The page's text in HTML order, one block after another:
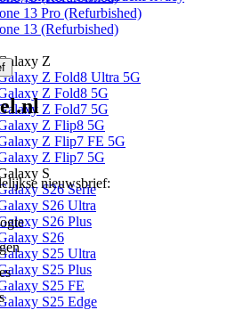
13 Pro (Refurbished)
13 (Refurbished)
Z
Z Fold8 Ultra 5G
Z Fold8 5G
Z Fold7 5G
Z Flip8 5G
Z Flip7 FE 5G
Z Flip7 5G
S
S26 Serie
S26 Ultra
S26 Plus
S26
S25 Ultra
S25 Plus
S25 FE
S25 Edge
nieuwsbrief: